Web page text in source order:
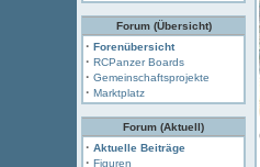
Forum (Übersicht)
· Forenübersicht
· RCPanzer Boards
· Gemeinschaftsprojekte
· Marktplatz
Forum (Aktuell)
· Aktuelle Beiträge
· Figuren